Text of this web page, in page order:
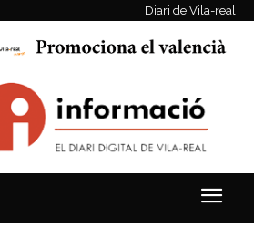
Diari de Vila-real